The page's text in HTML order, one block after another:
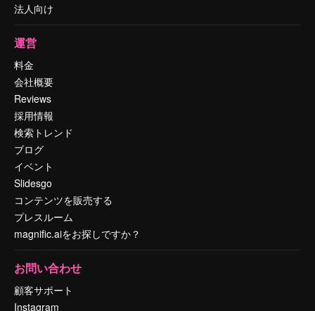
法人向け
運営
料金
会社概要
Reviews
採用情報
検索トレンド
ブログ
イベント
Slidesgo
コンテンツを販売する
プレスルーム
magnific.aiをお探しですか？
お問い合わせ
顧客サポート
Instagram